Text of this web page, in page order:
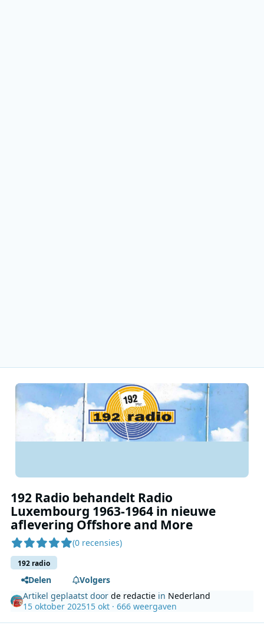
192 Radio behandelt Radio
Luxembourg 1963-1964 in nieuwe
aflevering Offshore and More
(0 recensies)
192 radio
Delen
Volgers
Artikel geplaatst doorde redactie in Nederland
15 oktober 202515 okt · 666 weergaven